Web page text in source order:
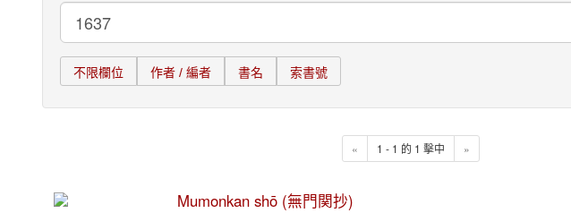
不限欄位 作者 / 編者 書名 索書號
« 1 - 1 的 1 擊中 »
Mumonkan shō (無門関抄)